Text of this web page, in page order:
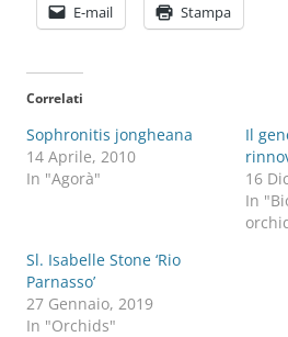
E-mail Stampa
Correlati
Sophronitis jongheana
14 Aprile, 2010
In "Agorà"
Il
16
In
Sl. Isabelle Stone ‘Rio
Parnasso’
27 Gennaio, 2019
In "Orchids"